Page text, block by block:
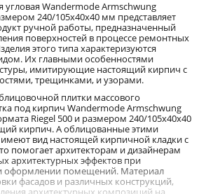
угловая Wandermode Armschwung
240/105x40x40 мм представляет
ручной работы, предназначенный
поверхностей в процессе ремонтных
этого типа характеризуются
Их главными особенностями
имитирующие настоящий кирпич с
трещинками, и узорами.
плитки массового
под кирпич Wandermode Armschwung
Riegel 500 и размером 240/105x40x40
кирпич. А облицованные этими
вид настоящей кирпичной кладки с
помогает архитекторам и дизайнерам
архитектурных эффектов при
оформлении помещений. Материал
фасадов и различных конструкций,